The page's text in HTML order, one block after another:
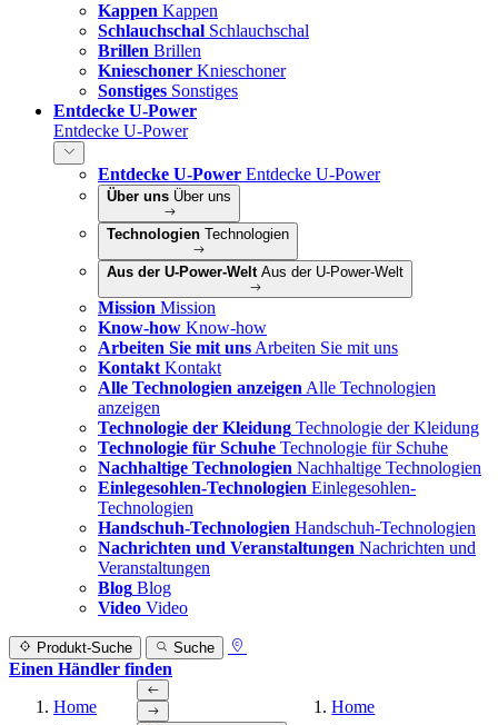
Kappen Kappen
Schlauchschal Schlauchschal
Brillen Brillen
Knieschoner Knieschoner
Sonstiges Sonstiges
Entdecke U-Power
Entdecke U-Power
Entdecke U-Power Entdecke U-Power
Über uns Über uns
Technologien Technologien
Aus der U-Power-Welt Aus der U-Power-Welt
Mission Mission
Know-how Know-how
Arbeiten Sie mit uns Arbeiten Sie mit uns
Kontakt Kontakt
Alle Technologien anzeigen Alle Technologien
anzeigen
Technologie der Kleidung Technologie der Kleidung
Technologie für Schuhe Technologie für Schuhe
Nachhaltige Technologien Nachhaltige Technologien
Einlegesohlen-Technologien Einlegesohlen-
Technologien
Handschuh-Technologien Handschuh-Technologien
Nachrichten und Veranstaltungen Nachrichten und
Veranstaltungen
Blog Blog
Video Video
Produkt-Suche Suche
Einen Händler finden
Home
Home